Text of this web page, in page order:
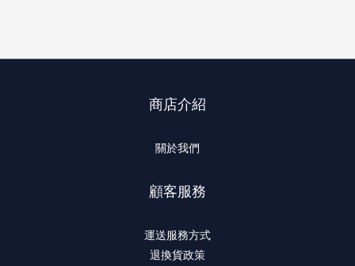
商店介紹
關於我們
顧客服務
運送服務方式
退換貨政策